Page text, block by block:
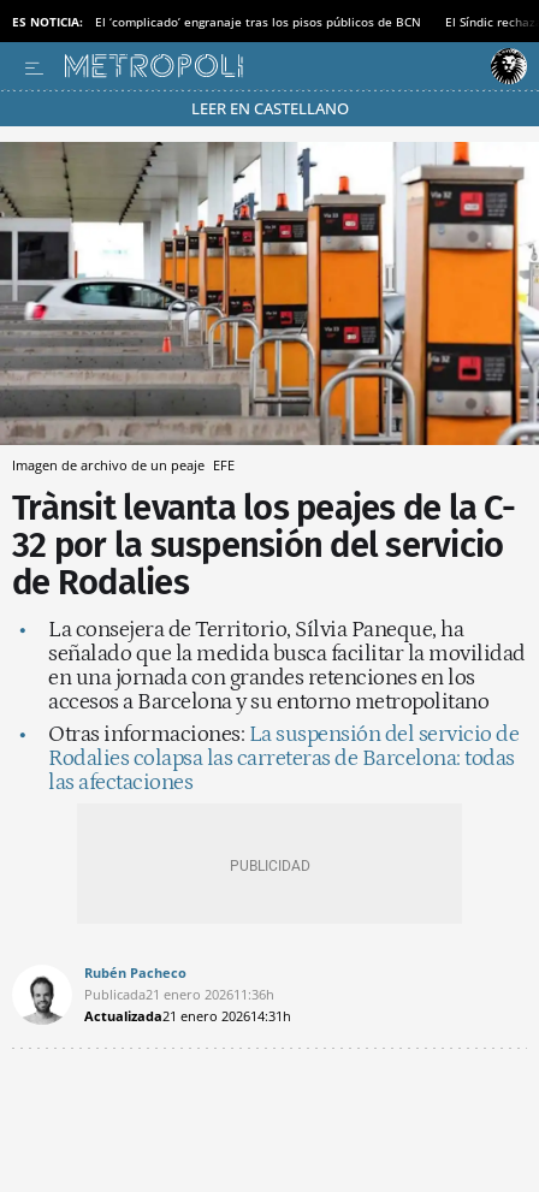
ES NOTICIA: El ‘complicado’ engranaje tras los pisos públicos de BCN El Síndic
LEER EN CASTELLANO
Pásate al MODO AHORRO
Imagen de archivo de un peaje EFE
Trànsit levanta los peajes de la C-
32 por la suspensión del servicio
de Rodalies
La consejera de Territorio, Sílvia Paneque, ha
señalado que la medida busca facilitar la movilidad
en una jornada con grandes retenciones en los
accesos a Barcelona y su entorno metropolitano
Otras informaciones: La suspensión del servicio de
Rodalies colapsa las carreteras de Barcelona: todas
las afectaciones
Rubén Pacheco
Publicada21 enero 202611:36h
Actualizada21 enero 202614:31h